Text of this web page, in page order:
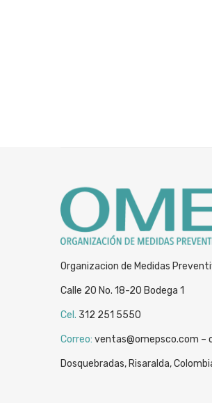
Organizacion de Medidas
Calle 20 No. 18-20 Bodega 1
Cel. 312 251 5550
Correo: ventas@omepsco.com –
Dosquebradas, Risaralda,